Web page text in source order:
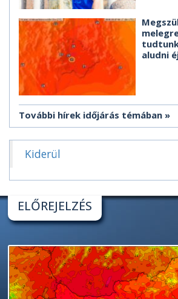
aludni
További hírek időjárás témában
Kiderül
ELŐREJELZÉS